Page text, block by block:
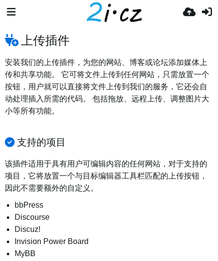
上传插件
安装我们的上传插件，为您的网站、博客或论坛添加媒体上
传和共享功能。 它可将文件上传到任何网站，只需放置一个
按钮，用户就可以直接将文件上传到我们的服务，它还会自
动处理插入所需的代码。 包括拖放、远程上传、调整图片大
小等所有功能。
支持的项目
该插件适用于具有用户可编辑内容的任何网站，对于支持的
项目，它将放置一个与目标编辑器工具栏匹配的上传按钮，
因此不需要额外的自定义。
bbPress
Discourse
Discuz!
Invision Power Board
MyBB